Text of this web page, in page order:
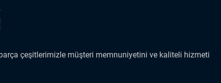
çeşitlerimizle müşteri memnuniyetini ve kaliteli hizmeti